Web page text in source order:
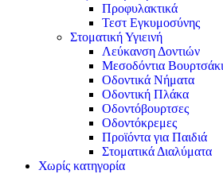
Προφυλακτικά
Τεστ Εγκυμοσύνης
Στοματική Υγιεινή
Λεύκανση Δοντιών
Μεσοδόντια
Οδοντικά Νήματα
Οδοντική Πλάκα
Οδοντόβουρτσες
Οδοντόκρεμες
Προϊόντα για Παιδιά
Στοματικά Διαλύματα
Χωρίς κατηγορία